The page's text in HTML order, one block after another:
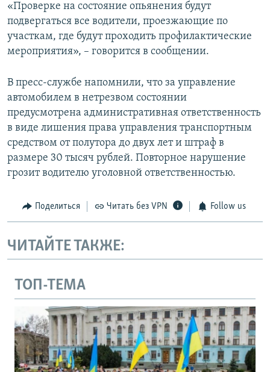
«Проверке на состояние опьянения будут
подвергаться все водители, проезжающие по
участкам, где будут проходить профилактические
мероприятия», – говорится в сообщении.
В пресс-службе напомнили, что за управление
автомобилем в нетрезвом состоянии
предусмотрена административная ответственность
в виде лишения права управления транспортным
средством от полутора до двух лет и штраф в
размере 30 тысяч рублей. Повторное нарушение
грозит водителю уголовной ответственностью.
Поделиться Читать без VPN Follow us
ЧИТАЙТЕ ТАКЖЕ:
ТОП-ТЕМА